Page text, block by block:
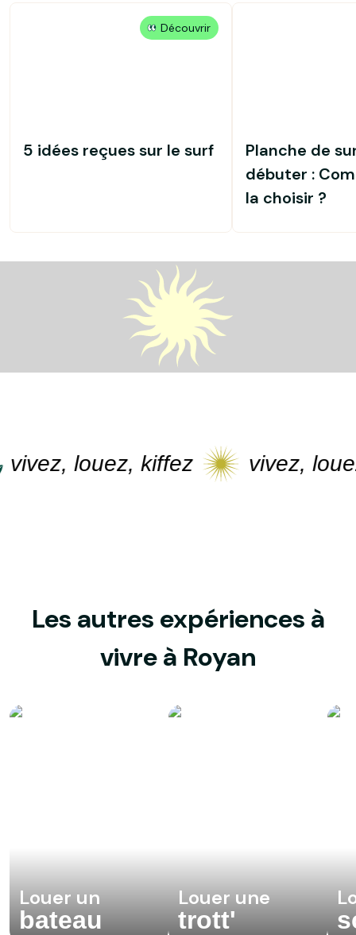
Découvrir
5 idées reçues sur le surf
Planche de
débuter :
la choisir ?
louez, kiffez vivez,
Les autres expériences à
vivre à Royan
Louer un
bateau
Louer une
trott'